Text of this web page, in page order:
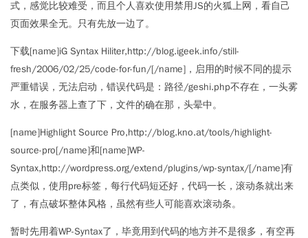
式，感觉比较难受，而且个人喜欢使用禁用JS的火狐上网，看自己
页面效果全无。只有先放一边了。
下载[name]iG Syntax Hiliter,http://blog.igeek.info/still-
fresh/2006/02/25/code-for-fun/[/name]，启用的时候不同的提示
严重错误，无法启动，错误代码是：路径/geshi.php不存在，一头雾
水，在服务器上查了下，文件的确在那，头晕中。
[name]Highlight Source Pro,http://blog.kno.at/tools/highlight-
source-pro[/name]和[name]WP-
Syntax,http://wordpress.org/extend/plugins/wp-syntax/[/name]有
点类似，使用pre标签，每行代码短还好，代码一长，滚动条就出来
了，有点破坏整体风格，虽然有些人可能喜欢滚动条。
暂时先用着WP-Syntax了，毕竟用到代码的地方并不是很多，有空再